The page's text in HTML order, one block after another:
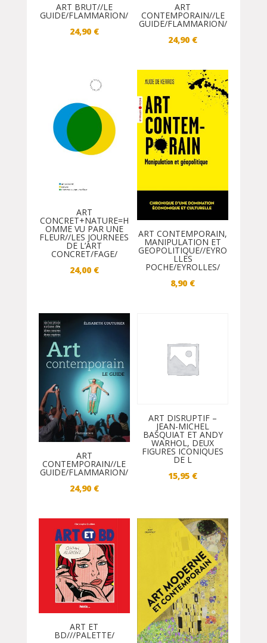
ART BRUT//LE
GUIDE/FLAMMARION/
24,90 €
ART
CONTEMPORAIN//LE
GUIDE/FLAMMARION/
24,90 €
ART
CONCRET+NATURE=H
OMME VU PAR UNE
FLEUR//LES JOURNEES
DE L’ART
CONCRET/FAGE/
24,00 €
ART CONTEMPORAIN,
MANIPULATION ET
GEOPOLITIQUE//EYRO
LLES
POCHE/EYROLLES/
8,90 €
ART
CONTEMPORAIN//LE
GUIDE/FLAMMARION/
24,90 €
ART DISRUPTIF –
JEAN-MICHEL
BASQUIAT ET ANDY
WARHOL, DEUX
FIGURES ICONIQUES
DE L
15,95 €
ART ET
BD///PALETTE/